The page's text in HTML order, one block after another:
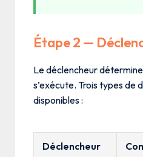
Étape 2 —
Le déclencheur détermine
s’exécute. Trois types de
disponibles :
Déclencheur